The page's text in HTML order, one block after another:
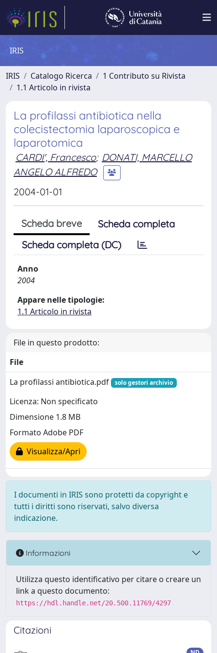
IRIS
IRIS Catalogo Ricerca
1 Contributo su Rivista
1.1 Articolo in rivista
La profilassi antibiotica nella
colecistectomia laparoscopica e
laparotomica
CARDI', Francesco; DONATI, MARCELLO
ANGELO ALFREDO
2004-01-01
Scheda breve
Scheda completa
Scheda completa (DC)
Anno
2004
Appare nelle tipologie:
1.1 Articolo in rivista
File in questo prodotto:
File
La profilassi antibiotica.pdf
solo gestori archivio
Licenza: Non specificato
Dimensione 1.8 MB
Formato Adobe PDF
Visualizza/Apri
I documenti in IRIS sono protetti da copyright e
tutti i diritti sono riservati, salvo diversa
indicazione.
Informazioni
Utilizza questo identificativo per citare o creare un
link a questo documento:
https://hdl.handle.net/20.500.11769/4297
Citazioni